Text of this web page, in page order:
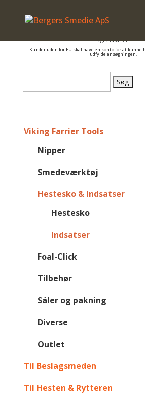
– også salg til
egne rabatter.
Kunder uden for EU skal have en konto for at
udfylde ansøgningen.
efter:
Viking Farrier Tools
Nipper
Smedeværktøj
Hestesko & Indsatser
Hestesko
Indsatser
Foal-Click
Tilbehør
Såler og pakning
Diverse
Outlet
Til Beslagsmeden
Til Hesten & Rytteren